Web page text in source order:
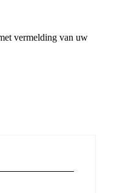
vermelding van uw